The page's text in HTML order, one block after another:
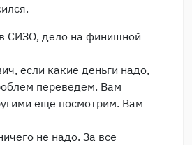
СИЗО, дело на финишной
если какие деньги надо,
переведем. Вам
еще посмотрим. Вам
не надо. За все